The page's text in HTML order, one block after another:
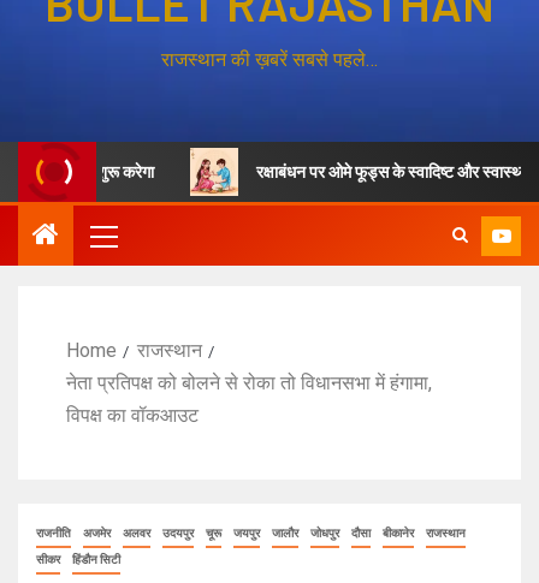
राजस्थान की ख़बरें सबसे पहले…
भर्ती शुरू करेगा रक्षाबंधन पर ओमे फूड्स के स्वादिष्ट और स्वास्थ्यवर्धक
Home
राजस्थान
नेता प्रतिपक्ष को बोलने से रोका तो विधानसभा में हंगामा,
विपक्ष का वॉकआउट
राजनीति अजमेर अलवर उदयपुर चूरू जयपुर जालौर जोधपुर दौसा बीकानेर
राजस्थान
सीकर
हिंडौन सिटी